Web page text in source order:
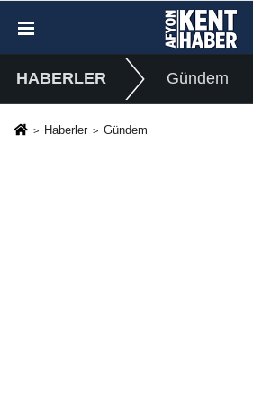
HABERLER Gündem
Haberler Gündem